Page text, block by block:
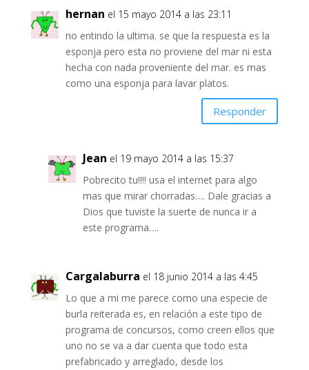
hernan el 15 mayo 2014 a las 23:11
no entindo la ultima. se que la respuesta es la
esponja pero esta no proviene del mar ni esta
hecha con nada proveniente del mar. es mas
como una esponja para lavar platos.
Responder
Jean el 19 mayo 2014 a las 15:37
Pobrecito tu!!!! usa el internet para algo
mas que mirar chorradas…. Dale gracias a
Dios que tuviste la suerte de nunca ir a
este programa….
Cargalaburra el 18 junio 2014 a las 4:45
Lo que a mi me parece como una especie de
burla reiterada es, en relación a este tipo de
programa de concursos, como creen ellos que
uno no se va a dar cuenta que todo esta
prefabricado y arreglado, desde los